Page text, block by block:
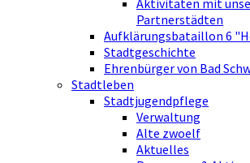
Partnerstädten
Aufklärungsbataillon 6
Stadtgeschichte
Ehrenbürger von Bad
Stadtleben
Stadtjugendpflege
Verwaltung
Alte zwoelf
Aktuelles